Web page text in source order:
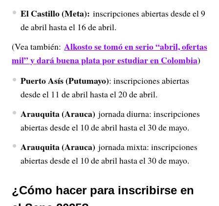
El Castillo (Meta): inscripciones abiertas desde el 9
de abril hasta el 16 de abril.
(Vea también: Alkosto se tomó en serio “abril, ofertas
mil” y dará buena plata por estudiar en Colombia)
Puerto Asís (Putumayo): inscripciones abiertas
desde el 11 de abril hasta el 20 de abril.
Arauquita (Arauca) jornada diurna: inscripciones
abiertas desde el 10 de abril hasta el 30 de mayo.
Arauquita (Arauca) jornada mixta: inscripciones
abiertas desde el 10 de abril hasta el 30 de mayo.
¿Cómo hacer para inscribirse en